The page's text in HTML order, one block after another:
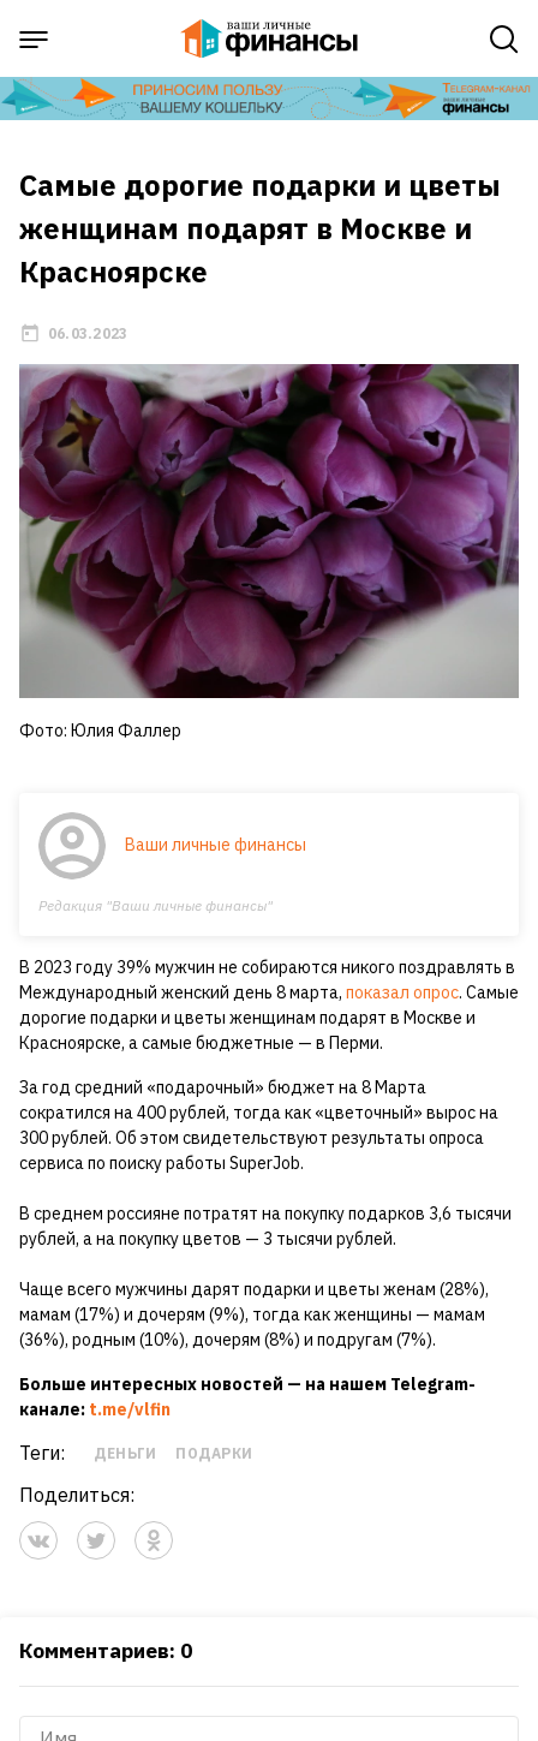
Самые дорогие подарки и цветы
женщинам подарят в Москве и
Красноярске
06.03.2023
Фото: Юлия Фаллер
Ваши личные финансы
Редакция "Ваши личные финансы"
В 2023 году 39% мужчин не собираются никого поздравлять в
Международный женский день 8 марта, показал опрос. Самые
дорогие подарки и цветы женщинам подарят в Москве и
Красноярске, а самые бюджетные — в Перми.
За год средний «подарочный» бюджет на 8 Марта
сократился на 400 рублей, тогда как «цветочный» вырос на
300 рублей. Об этом свидетельствуют результаты опроса
сервиса по поиску работы SuperJob.
В среднем россияне потратят на покупку подарков 3,6 тысячи
рублей, а на покупку цветов — 3 тысячи рублей.
Чаще всего мужчины дарят подарки и цветы женам (28%),
мамам (17%) и дочерям (9%), тогда как женщины — мамам
(36%), родным (10%), дочерям (8%) и подругам (7%).
Больше интересных новостей — на нашем Telegram-
канале: t.me/vlfin
Теги: ДЕНЬГИ ПОДАРКИ
Поделиться:
Комментариев: 0